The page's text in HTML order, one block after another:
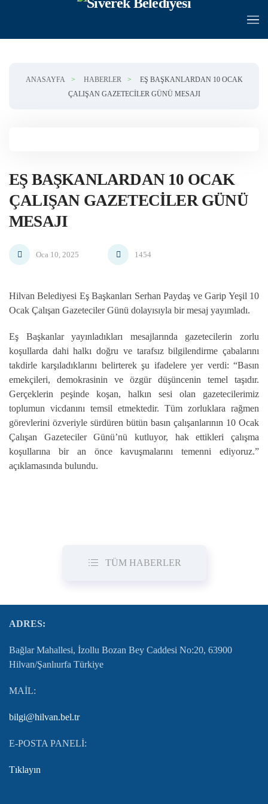
ANASAYFA HABERLER
EŞ BAŞKANLARDAN 10 OCAK
ÇALIŞAN GAZETECILER GÜNÜ MESAJI
EŞ BAŞKANLARDAN 10 OCAK
ÇALIŞAN GAZETECILER GÜNÜ
MESAJI
Oca 10, 2025 1454
Hilvan Belediyesi Eş Başkanları Serhan Paydaş ve Garip Yeşil 10
Ocak Çalışan Gazeteciler Günü dolayısıyla bir mesaj yayımladı.
Eş Başkanlar yayınladıkları mesajlarında gazetecilerin zorlu
koşullarda dahi halkı doğru ve tarafsız bilgilendirme çabalarını
takdirle karşıladıklarını belirterek şu ifadelere yer verdi: “Basın
emekçileri, demokrasinin ve özgür düşüncenin temel taşıdır.
Gerçeklerin peşinde koşan, halkın sesi olan gazetecilerimiz
toplumun vicdanını temsil etmektedir. Tüm zorluklara rağmen
görevlerini özveriyle sürdüren bütün basın çalışanlarının 10 Ocak
Çalışan Gazeteciler Günü’nü kutluyor, hak ettikleri çalışma
koşullarına bir an önce kavuşmalarını temenni ediyoruz.”
açıklamasında bulundu.
TÜM HABERLER
ADRES:
Bağlar Mahallesi, İzollu Bozan Bey Caddesi No:20, 63900
Hilvan/Şanlıurfa Türkiye
MAİL:
bilgi@hilvan.bel.tr
E-POSTA PANELİ:
Tıklayın